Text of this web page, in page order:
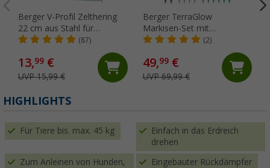
Berger V-Profil Zelthering
22 cm aus Stahl für
gemischte Böden, 10er-
(87)
13,99 €
UVP 15,99 €
Berger TerraGlow
Markisen-Set mit
Schraubheringen und
(2)
49,99€
UVP 69,99 €
HIGHLIGHTS
Für Tiere bis. max. 45 kg
Einfach in das Erdreich
drehen
Zum Anleinen von Hunden,
Eingebauter Rückdämpfer